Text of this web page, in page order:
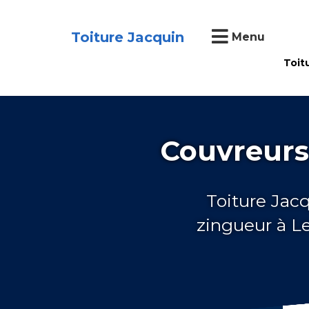
Toiture Jacquin Menu
Toiture
zingueur à